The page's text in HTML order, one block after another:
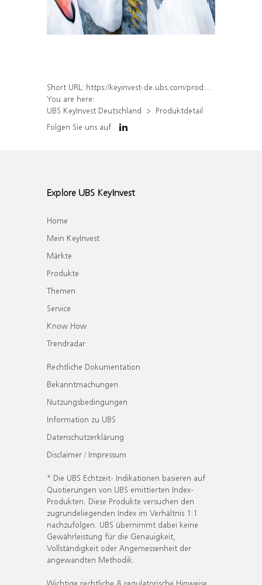
Short URL: https://keyinvest-de.ubs.com/produkt/detail/index/isin/DE000WA1CP56
You are here:
UBS KeyInvest Deutschland
Produktdetail
Folgen Sie uns auf
Explore UBS KeyInvest
Home
Mein KeyInvest
Märkte
Produkte
Themen
Service
Know How
Trendradar
Rechtliche Dokumentation
Bekanntmachungen
Nutzungsbedingungen
Information zu UBS
Datenschutzerklärung
Disclaimer / Impressum
* Die UBS Echtzeit- Indikationen basieren auf
Quotierungen von UBS emittierten Index-
Produkten. Diese Produkte versuchen den
zugrundeliegenden Index im Verhältnis 1:1
nachzufolgen. UBS übernimmt dabei keine
Gewährleistung für die Genauigkeit,
Vollständigkeit oder Angemessenheit der
angewandten Methodik.